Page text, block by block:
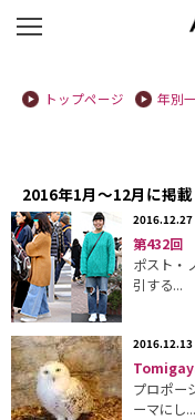
トップページ
年別
2016年1月〜12月に掲載
2016.12.27
第432回
ポスト・
引する...
2016.12.13
プロポー
ーマにし...